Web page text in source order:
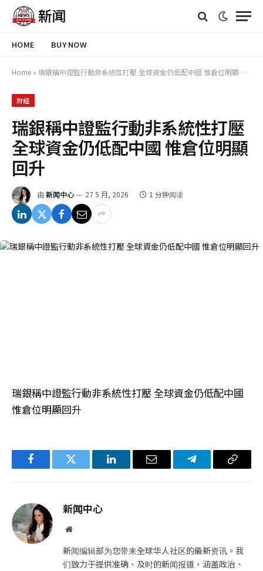
HOME BUY NOW
Home » 瑞銀稱中證監行動非系統性打壓 全球資金仍低配中國 惟倉位明顯回升
財經
瑞銀稱中證監行動非系統性打壓
全球資金仍低配中國 惟倉位明顯
回升
由 新闻中心 27 5 月, 2026 1 分钟阅读
瑞銀稱中證監行動非系統性打壓 全球資金仍低配中國
惟倉位明顯回升
FacebookTwitter LinkedIn电
Telegram复
新闻中心
网
新闻编辑部为您带来全球华人社区的最新资讯。我
们致力于提供准确、及时的新闻报道，涵盖政治、